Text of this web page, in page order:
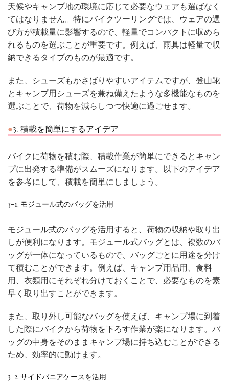
天候やキャンプ地の環境に応じて必要なウェアも選ばなく
てはなりません。特にバイクツーリングでは、ウェアの選
び方が積載量に影響するので、軽量でコンパクトに収めら
れるものを選ぶことが重要です。例えば、雨具は軽量で収
納できるタイプのものが最適です。
また、シューズもかさばりやすいアイテムですが、登山靴
とキャンプ用シューズを兼ね備えたような多機能なものを
選ぶことで、荷物を減らしつつ快適に過ごせます。
3. 積載を簡単にするアイデア
バイクに荷物を積む際、積載作業が簡単にできるとキャン
プに出発する準備がスムーズになります。以下のアイデア
を参考にして、積載を簡単にしましょう。
3-1. モジュール式のバッグを活用
モジュール式のバッグを活用すると、荷物の収納や取り出
しが便利になります。モジュール式バッグとは、複数のバ
ッグが一体になっているもので、バッグごとに用途を分け
て積むことができます。例えば、キャンプ用品用、食料
用、衣類用にそれぞれ分けておくことで、必要なものを素
早く取り出すことができます。
また、取り外し可能なバッグを使えば、キャンプ場に到着
した際にバイクから荷物を下ろす作業が楽になります。バ
ッグの中身をそのままキャンプ場に持ち込むことができる
ため、効率的に動けます。
3-2. サイドパニアケースを活用